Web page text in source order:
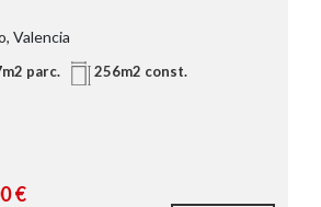
Valencia
parc.
256m2 const.
€